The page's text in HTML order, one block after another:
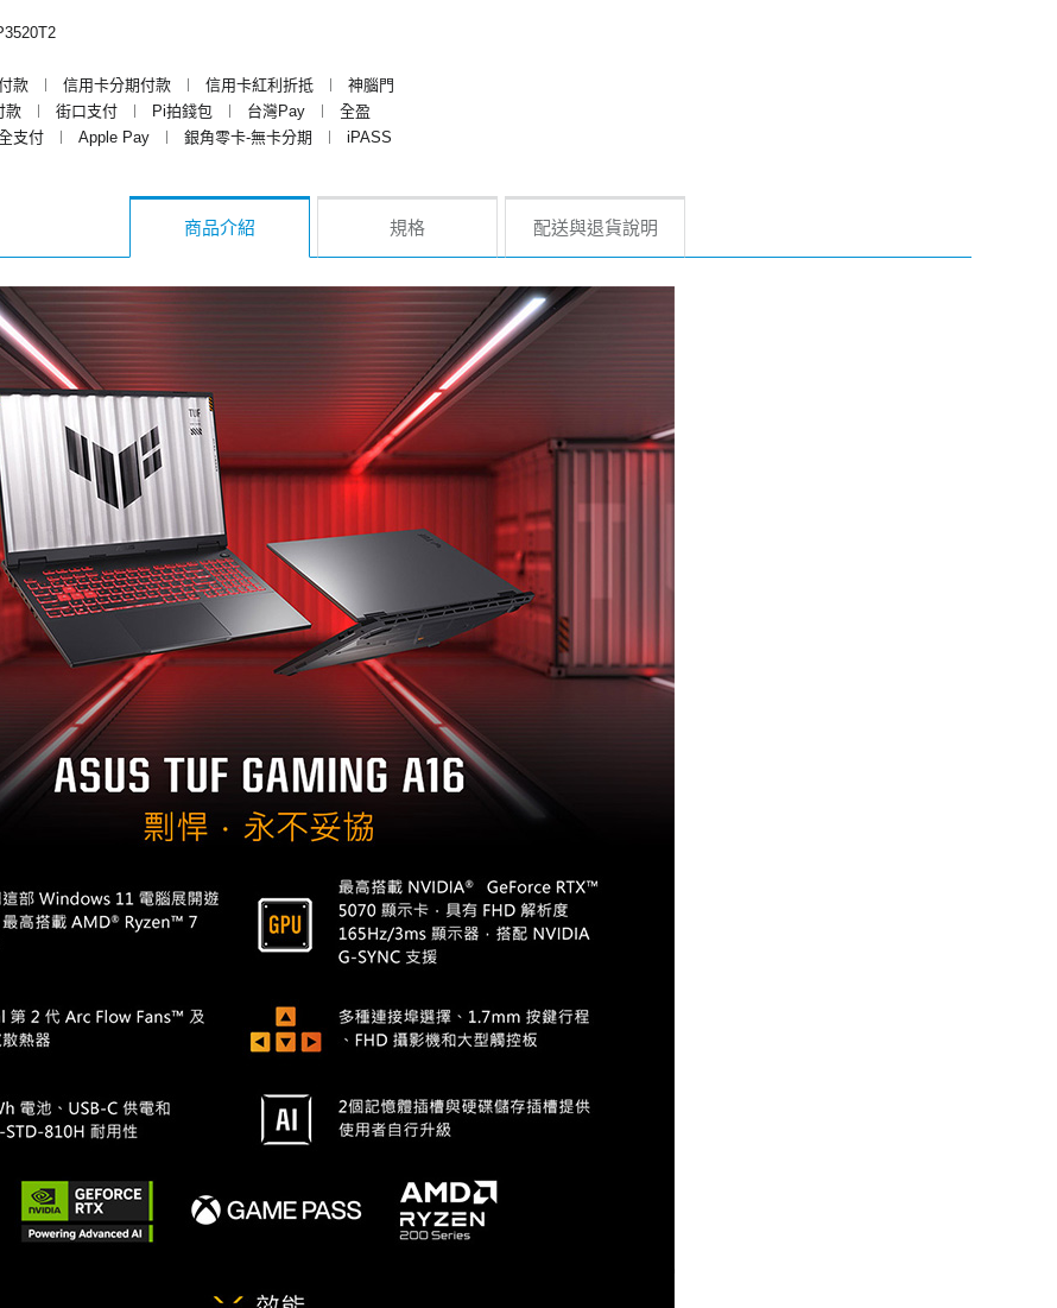
款
︱ 信用卡分期付款 ︱ 信用卡紅利折抵 ︱
神腦門
款 ︱ 街口支付 ︱ Pi拍錢包 ︱ 台灣Pay ︱
全盈
支付 ︱ Apple Pay ︱ 銀角零卡-無卡分期 ︱
iPASS
商品介紹 規格 配送與退貨說明